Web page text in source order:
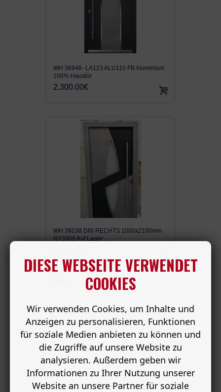
WH 36946- LA123 ALU110 FB Aluminium
100% Haustür
2,300.00€
WH 39238 DIN RECHTS 1000x2100mm
NY3300 Auf Lager …
DIESE WEBSEITE VERWENDET
COOKIES
Wir verwenden Cookies, um Inhalte und
Anzeigen zu personalisieren, Funktionen
für soziale Medien anbieten zu können und
die Zugriffe auf unsere Website zu
analysieren. Außerdem geben wir
Informationen zu Ihrer Nutzung unserer
Website an unsere Partner für soziale